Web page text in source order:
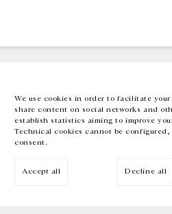
We use cookies in order to facilitate
share content on social networks and
establish statistics aiming to improve
Technical cookies cannot be
consent.
Accept all Decline all
EN FR 中文 Facebook Instagram
Inscrivez-vous à notre newsletter